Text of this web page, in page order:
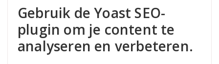
Gebruik de Yoast SEO-
plugin om je content te
analyseren en verbeteren.